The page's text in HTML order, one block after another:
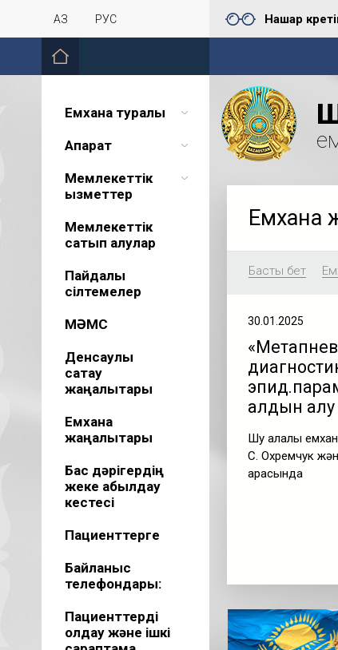
ҚАЗ РУС Нашар
Емхана туралы
Ақпарат
Мемлекеттік
қызметтер
Мемлекеттік
сатып алулар
Пайдалы
сілтемелер
МӘМС
Денсаулық
сақтау
жаңалықтары
Емхана
жаңалықтары
Бас дәрігердің
жеке қабылдау
кестесі
Пациенттерге
Байланыс
телефондары:
Пациенттерді
қолдау және ішкі
Емхана
Басты бет
30.01.2025
алдын алу
Шу қалалық
С. Охремчук
арасында